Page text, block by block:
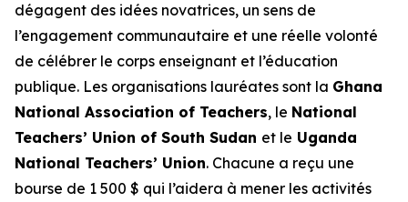
dégagent des idées novatrices, un sens de
l’engagement communautaire et une réelle volonté
de célébrer le corps enseignant et l’éducation
publique. Les organisations lauréates sont la Ghana
National Association of Teachers, le National
Teachers’ Union of South Sudan et le Uganda
National Teachers’ Union. Chacune a reçu une
bourse de 1 500 $ qui l’aidera à mener les activités